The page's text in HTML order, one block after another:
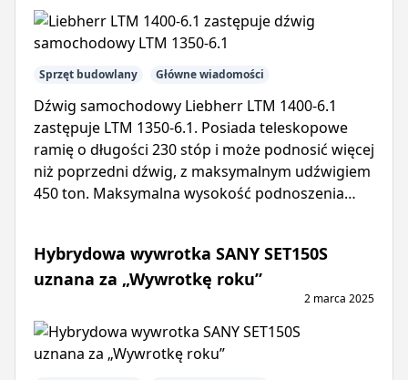
Sprzęt budowlany Główne wiadomości
Dźwig samochodowy Liebherr LTM 1400-6.1
zastępuje LTM 1350-6.1. Posiada teleskopowe
ramię o długości 230 stóp i może podnosić więcej
niż poprzedni dźwig, z maksymalnym udźwigiem
450 ton. Maksymalna wysokość podnoszenia
Hybrydowa wywrotka SANY SET150S
uznana za „Wywrotkę roku”
2 marca 2025